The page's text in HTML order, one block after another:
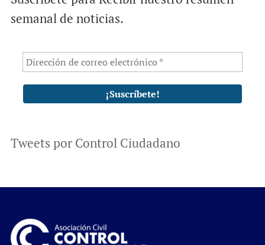
semanal de noticias.
Tweets por Control Ciudadano